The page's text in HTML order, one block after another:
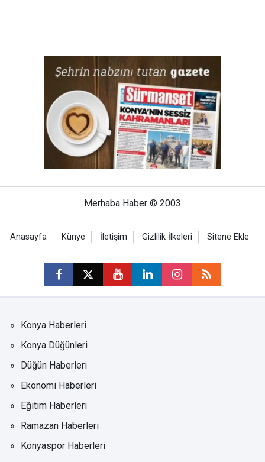
Merhaba Haber © 2003
Anasayfa Künye İletişim Gizlilik İlkeleri Sitene Ekle
Konya Haberleri
Konya Düğünleri
Düğün Haberleri
Ekonomi Haberleri
Eğitim Haberleri
Ramazan Haberleri
Konyaspor Haberleri